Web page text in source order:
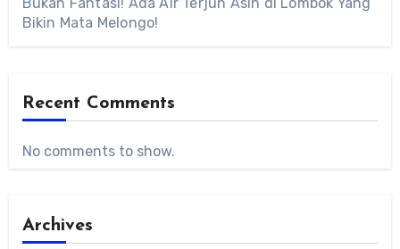
Bikin Mata Melongo!
Recent Comments
No comments to show.
Archives